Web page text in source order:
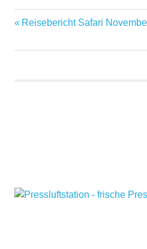
OpenWaterScubaDiver
RedSea
Vorheriger
Reisebericht Safari